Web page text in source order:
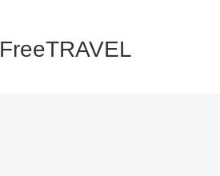
FreeTRAVEL